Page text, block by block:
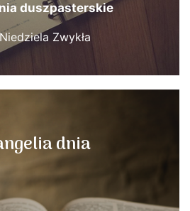
duszpasterskie
Zwykła
dnia